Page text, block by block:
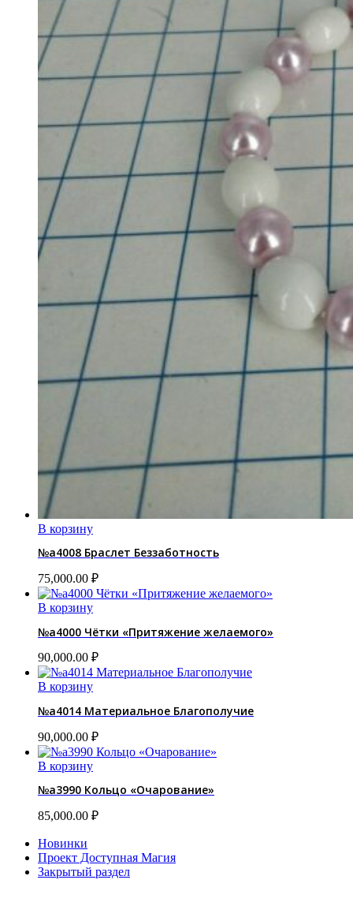
В корзину
№a4008 Браслет Беззаботность
75,000.00 ₽
В корзину
№a4000 Чётки «Притяжение желаемого»
90,000.00 ₽
В корзину
№a4014 Материальное Благополучие
90,000.00 ₽
В корзину
№a3990 Кольцо «Очарование»
85,000.00 ₽
Новинки
Проект Доступная Магия
Закрытый раздел